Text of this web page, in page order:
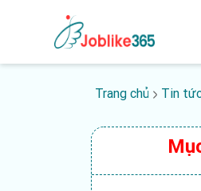
Trang chủ Tin